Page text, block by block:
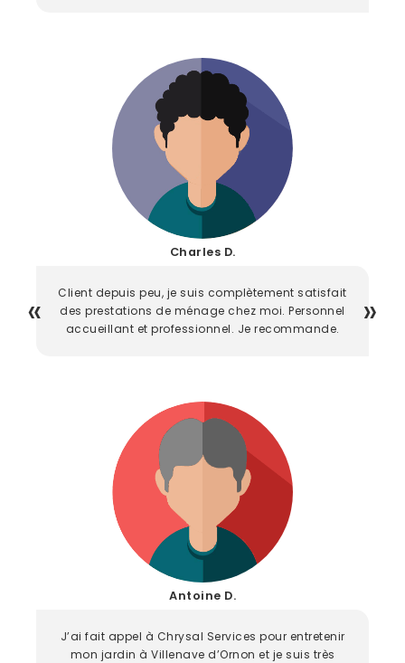
Charles D.
Client depuis peu, je suis complètement satisfait
des prestations de ménage chez moi. Personnel
accueillant et professionnel. Je recommande.
Antoine D.
J’ai fait appel à Chrysal Services pour entretenir
mon jardin à Villenave d’Ornon et je suis très